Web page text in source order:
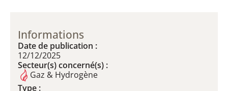
Informations
Date de publication :
12/12/2025
Secteur(s) concerné(s) :
Gaz & Hydrogène
Type :